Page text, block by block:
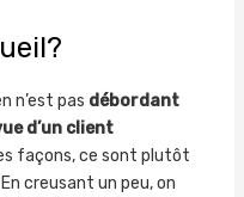
n’est pas débordant
d’un client
façons, ce sont plutôt
creusant un peu, on